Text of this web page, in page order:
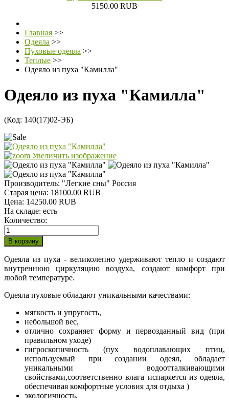
5150.00 RUB
Главная >>
Одеяла >>
Пуховые одеяла >>
Теплые >>
Одеяло из пуха "Камилла"
Одеяло из пуха "Камилла"
(Код: 140(17)02-ЭБ)
Увеличить изображение
Производитель: "Легкие сны" Россия
Старая цена: 18100.00 RUB
Цена: 14250.00 RUB
На складе: есть
Количество:
Одеяла из пуха - великолепно удерживают тепло и создают
внутреннюю циркуляцию воздуха, создают комфорт при
любой температуре.
Одеяла пуховые обладают уникальными качествами:
мягкость и упругость,
небольшой вес,
отлично сохраняет форму и первозданный вид (при
правильном уходе)
гигроскопичность (пух водоплавающих птиц,
используемый при создании одеял, обладает
уникальными водоотталкивающими
свойствами,соответственно влага испаряется из одеяла,
обеспечивая комфортные условия для отдыха )
экологичность.